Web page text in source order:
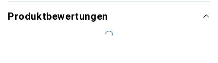
Produktbewertungen